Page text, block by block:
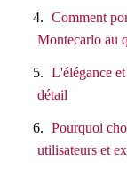
Comment
Montecarlo au
L'élégance
détail
Pourquoi
utilisateurs et